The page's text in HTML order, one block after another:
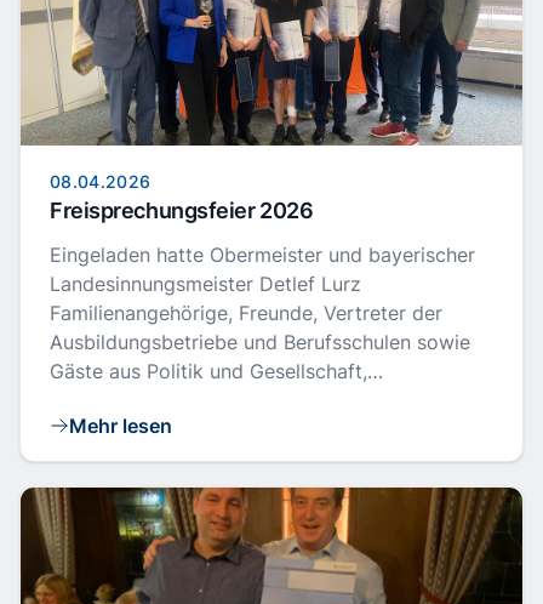
08.04.2026
Freisprechungsfeier 2026
Eingeladen hatte Obermeister und bayerischer
Landesinnungsmeister Detlef Lurz
Familienangehörige, Freunde, Vertreter der
Ausbildungsbetriebe und Berufsschulen sowie
Gäste aus Politik und Gesellschaft,…
Mehr lesen